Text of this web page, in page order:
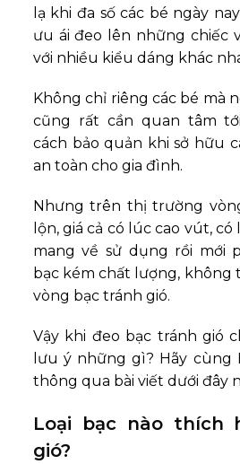
lạ khi đa số các bé ngày
ưu ái đeo lên những chiếc
với nhiều kiểu dáng khác
Không chỉ riêng các bé mà
cũng rất cần quan tâm
cách bảo quản khi sở hữu
an toàn cho gia đình.
Nhưng trên thị trường
lộn, giá cả có lúc cao vút,
mang về sử dụng rồi mới
bạc kém chất lượng, không
vòng bạc tránh gió.
Vậy khi đeo bạc tránh gió
lưu ý những gì? Hãy cùng
thông qua bài viết dưới đây
Loại bạc nào thích
gió?